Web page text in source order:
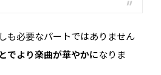
も必要なパートではありません
でより楽曲が華やかになりま